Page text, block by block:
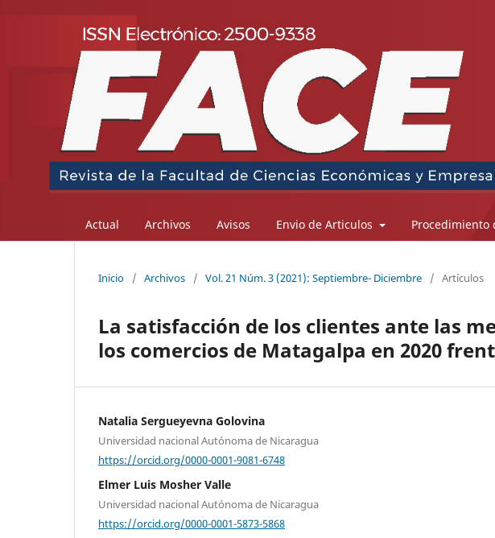
Actual Archivos Avisos Envio de Articulos Procedimiento
Inicio / Archivos / Vol. 21 Núm. 3 (2021): Septiembre- Diciembre / Artículos
La satisfacción de los clientes ante las
los comercios de Matagalpa en 2020
Natalia Sergueyevna Golovina
Universidad nacional Autónoma de Nicaragua
https://orcid.org/0000-0001-9081-6748
Elmer Luis Mosher Valle
Universidad nacional Autónoma de Nicaragua
https://orcid.org/0000-0001-5873-5868